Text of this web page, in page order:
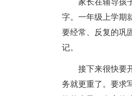
家长在辅导孩
字。一年级上学期
要经常、反复的巩
记。
接下来很快要
务就更重了。要求